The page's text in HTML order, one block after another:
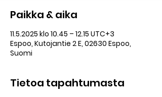
Paikka & aika
11.5.2025 klo 10.45 – 12.15 UTC+3
Espoo, Kutojantie 2 E, 02630 Espoo,
Suomi
Tietoa tapahtumasta